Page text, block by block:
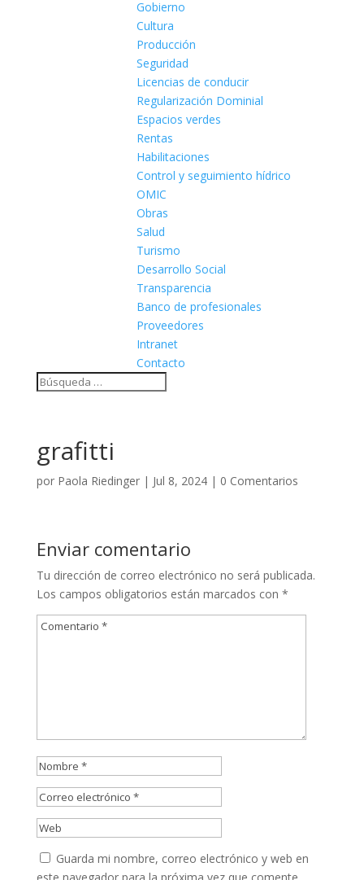
Gobierno
Cultura
Producción
Seguridad
Licencias de conducir
Regularización Dominial
Espacios verdes
Rentas
Habilitaciones
Control y seguimiento hídrico
OMIC
Obras
Salud
Turismo
Desarrollo Social
Transparencia
Banco de profesionales
Proveedores
Intranet
Contacto
grafitti
por Paola Riedinger| Jul 8, 2024| 0 Comentarios
Enviar comentario
Tu dirección de correo electrónico no será publicada.
Los campos obligatorios están marcados con *
Guarda mi nombre, correo electrónico y web en